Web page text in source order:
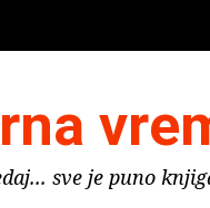
sve je puno